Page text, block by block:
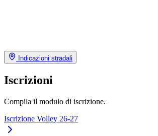
Indicazioni stradali
Iscrizioni
Compila il modulo di iscrizione.
Iscrizione Volley 26-27